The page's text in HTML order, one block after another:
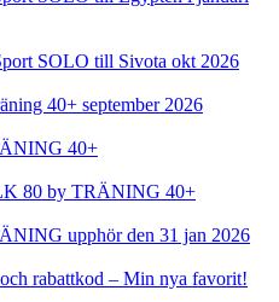
SOLO till Sivota okt 2026
40+ september 2026
40+
80 by TRÄNING 40+
upphör den 31 jan 2026
rabattkod – Min nya favorit!